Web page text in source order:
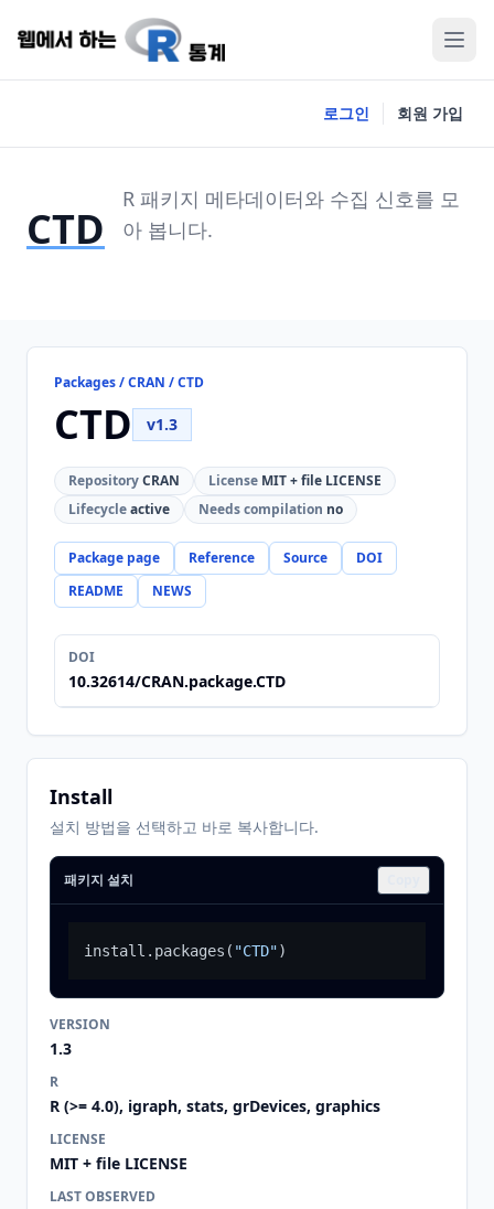
로그인 회원 가입
CTD
R 패키지 메타데이터와 수집 신호를 모
아 봅니다.
Packages / CRAN / CTD
CTD v1.3
RepositoryCRAN License MIT + file LICENSE
Lifecycleactive Needs compilation no
Package page Reference Source
DOI
README
NEWS
DOI
10.32614/CRAN.package.CTD
Install
설치 방법을 선택하고 바로 복사합니다.
패키지 설치
install.packages ( "CTD")
VERSION
1.3
R
R (>= 4.0), igraph, stats, grDevices, graphics
LICENSE
MIT + file LICENSE
LAST OBSERVED